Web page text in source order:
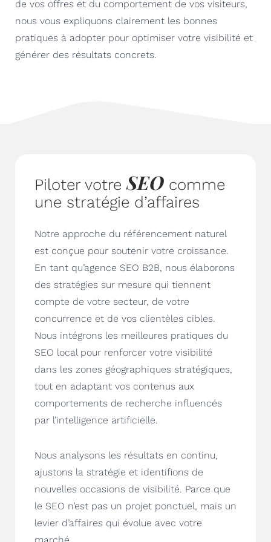
de vos offres et du comportement de vos visiteurs,
nous vous expliquons clairement les bonnes
pratiques à adopter pour optimiser votre visibilité et
générer des résultats concrets.
Piloter votreSEO comme
une stratégie d’affaires
Notre approche du référencement naturel
est conçue pour soutenir votre croissance.
En tant qu’agence SEO B2B, nous élaborons
des stratégies sur mesure qui tiennent
compte de votre secteur, de votre
concurrence et de vos clientèles cibles.
Nous intégrons les meilleures pratiques du
SEO local pour renforcer votre visibilité
dans les zones géographiques stratégiques,
tout en adaptant vos contenus aux
comportements de recherche influencés
par l’intelligence artificielle.
Nous analysons les résultats en continu,
ajustons la stratégie et identifions de
nouvelles occasions de visibilité. Parce que
le SEO n’est pas un projet ponctuel, mais un
levier d’affaires qui évolue avec votre